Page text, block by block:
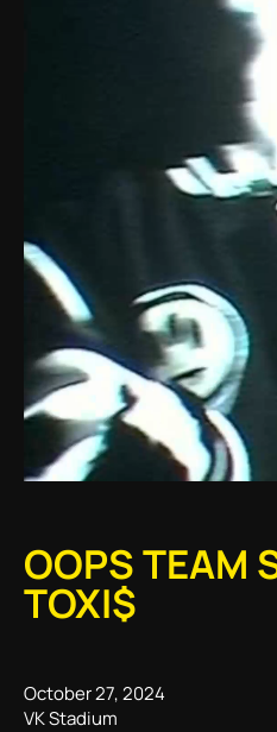
OOPS TEAM
TOXI$
October 27, 2024
VK Stadium